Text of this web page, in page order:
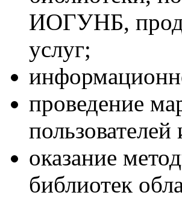
ИОГУНБ,
услуг;
проведение
оказание
библиотек